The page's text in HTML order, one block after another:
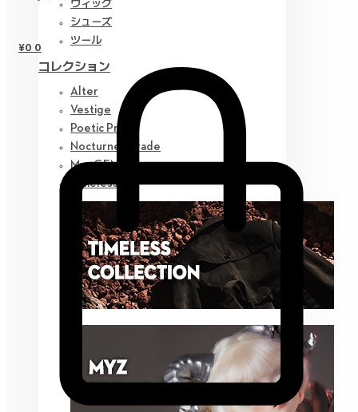
ウィッグ
シューズ
ツール
コレクション
Alter
Vestige
Poetic Prose
Nocturne Parade
Myz GEM
Timeless
¥0 0